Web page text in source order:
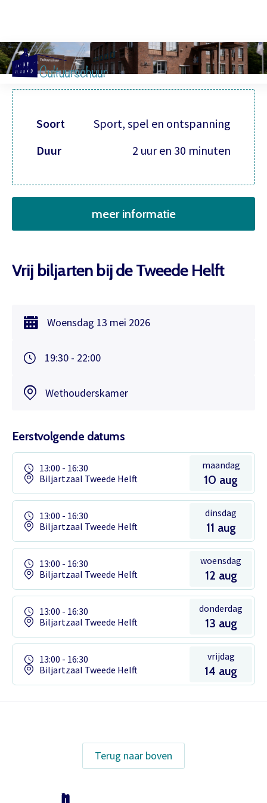
Inloggen
voorstellingen.
waardoor per voorstelling maar één
Vrij biljarten bij de Tweede Helft
Woensdag 13 mei 2026
19:30 - 22:00
Wethouderskamer
Eerstvolgende datums
13:00 - 16:30
Biljartzaal Tweede Helft
maandag
10 aug
13:00 - 16:30
Biljartzaal Tweede Helft
dinsdag
11 aug
13:00 - 16:30
Biljartzaal Tweede Helft
woensdag
12 aug
13:00 - 16:30
Biljartzaal Tweede Helft
donderdag
13 aug
13:00 - 16:30
Biljartzaal Tweede Helft
vrijdag
14 aug
Soort
Sport, spel en ontspanning
Duur
2 uur en 30 minuten
meer informatie
Terug naar boven